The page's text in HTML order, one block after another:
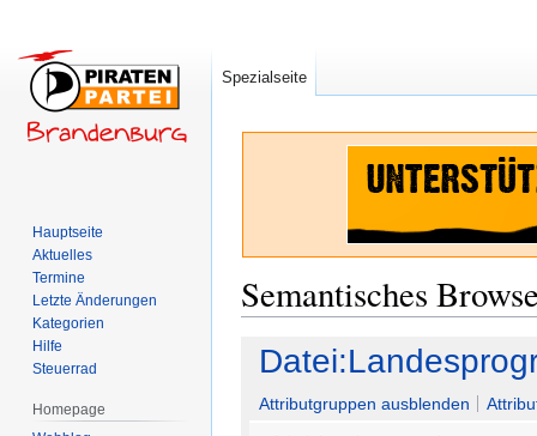
Semantisches
Zur
Navigation
springen
Zur
Suche
springen
Attributgruppen ausblenden
Spezialseite
Hauptseite
Aktuelles
Termine
Letzte Änderungen
Kategorien
Hilfe
Steuerrad
Homepage